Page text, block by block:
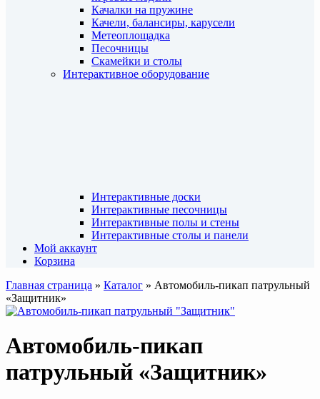
Качалки на пружине
Качели, балансиры, карусели
Метеоплощадка
Песочницы
Скамейки и столы
Интерактивное оборудование
Интерактивные доски
Интерактивные песочницы
Интерактивные полы и стены
Интерактивные столы и панели
Мой аккаунт
Корзина
Главная страница » Каталог » Автомобиль-пикап патрульный
«Защитник»
Автомобиль-пикап
патрульный «Защитник»